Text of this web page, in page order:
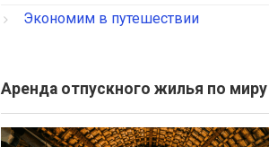
Экономим в путешествии
Аренда отпускного жилья по миру